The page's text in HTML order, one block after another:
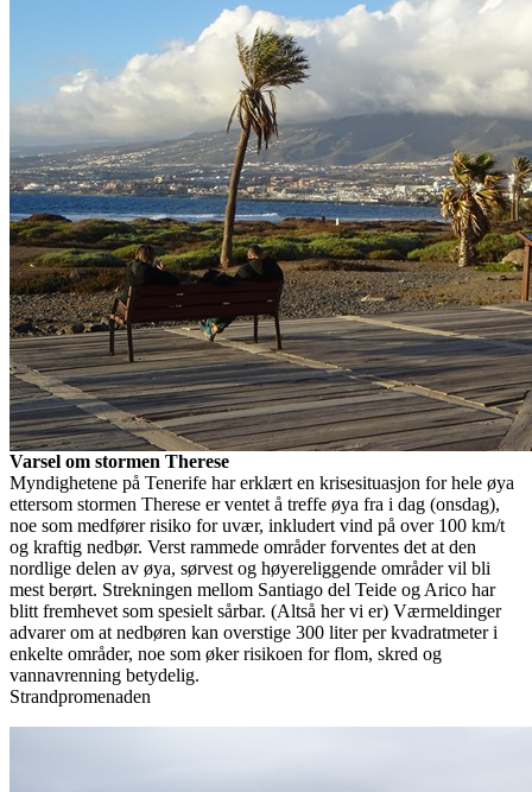
Varsel om stormen Therese
Myndighetene på Tenerife har erklært en krisesituasjon for hele øya
ettersom stormen Therese er ventet å treffe øya fra i dag (onsdag),
noe som medfører risiko for uvær, inkludert vind på over 100 km/t
og kraftig nedbør. Verst rammede områder forventes det at den
nordlige delen av øya, sørvest og høyereliggende områder vil bli
mest berørt. Strekningen mellom Santiago del Teide og Arico har
blitt fremhevet som spesielt sårbar. (Altså her vi er) Værmeldinger
advarer om at nedbøren kan overstige 300 liter per kvadratmeter i
enkelte områder, noe som øker risikoen for flom, skred og
vannavrenning betydelig.
Strandpromenaden